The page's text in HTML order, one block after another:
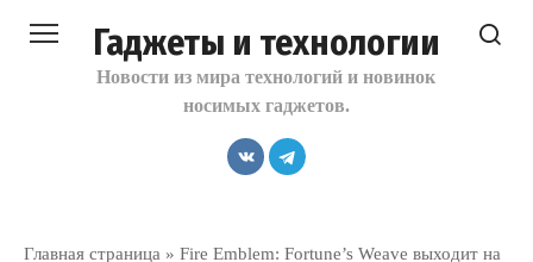
Гаджеты и технологии
Новости из мира технологий и новинок
носимых гаджетов.
Главная страница » Fire Emblem: Fortune’s Weave выходит на